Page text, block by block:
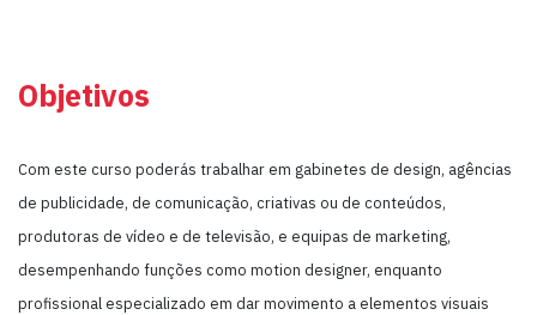
Objetivos
Com este curso poderás trabalhar em gabinetes de design, agências
de publicidade, de comunicação, criativas ou de conteúdos,
produtoras de vídeo e de televisão, e equipas de marketing,
desempenhando funções como motion designer, enquanto
profissional especializado em dar movimento a elementos visuais